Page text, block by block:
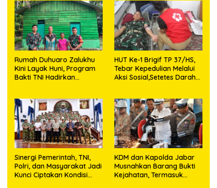
Rumah Duhuaro Zalukhu
Kini Layak Huni, Program
Bakti TNI Hadirkan
HUT Ke-1 Brigif TP 37/HS,
Tebar Kepedulian Melalui
Aksi Sosial,Setetes Darah
Sinergi Pemerintah, TNI,
Polri, dan Masyarakat Jadi
Kunci Ciptakan Kondisi
KDM dan Kapolda Jabar
Musnahkan Barang Bukti
Kejahatan, Termasuk